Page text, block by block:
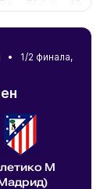
• 1/2 финала,
М